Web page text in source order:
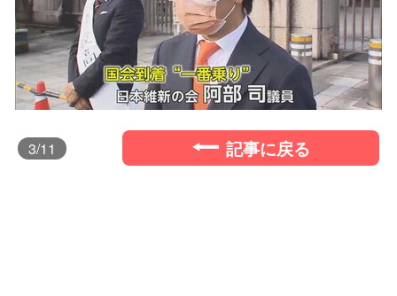
3/11 記事に戻る